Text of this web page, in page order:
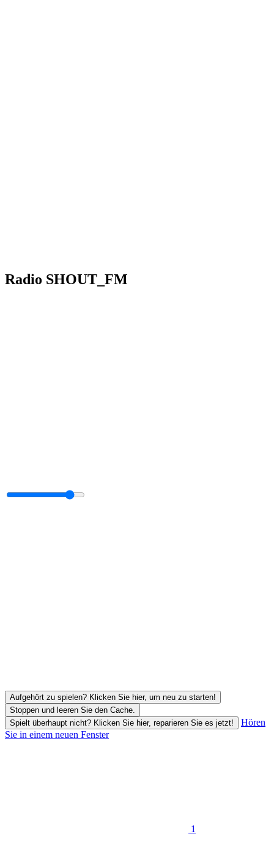
Radio SHOUT_FM
Aufgehört zu spielen? Klicken Sie hier, um neu zu starten!
Stoppen und leeren Sie den Cache.
Spielt überhaupt nicht? Klicken Sie hier, reparieren Sie es jetzt!
Hören
Sie in einem neuen Fenster
1